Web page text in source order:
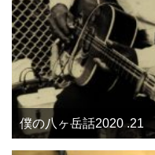
僕の八ヶ岳話2020 .21